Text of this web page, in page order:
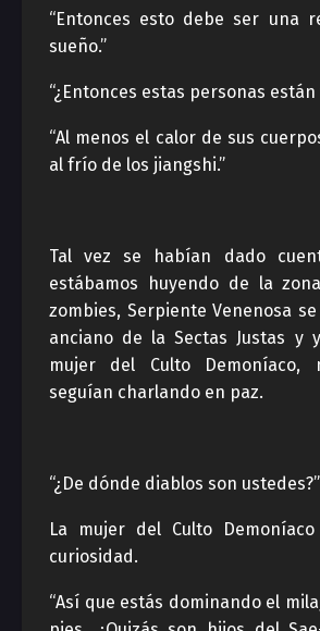
“Entonces esto debe ser una
sueño.”
“¿Entonces estas personas están
“Al menos el calor de sus
al frío de los jiangshi.”
Tal vez se habían dado
estábamos huyendo de la
zombies, Serpiente Venenosa
anciano de la Sectas Justas y
mujer del Culto Demoníaco,
seguían charlando en paz.
“¿De dónde diablos son ustedes?”
La mujer del Culto
curiosidad.
“Así que estás dominando el